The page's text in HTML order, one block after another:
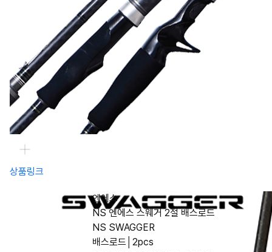
상품링크
엔에스
NS 엔에스 스웨거 2절 배스로드
NS SWAGGER
배스로드│2pcs